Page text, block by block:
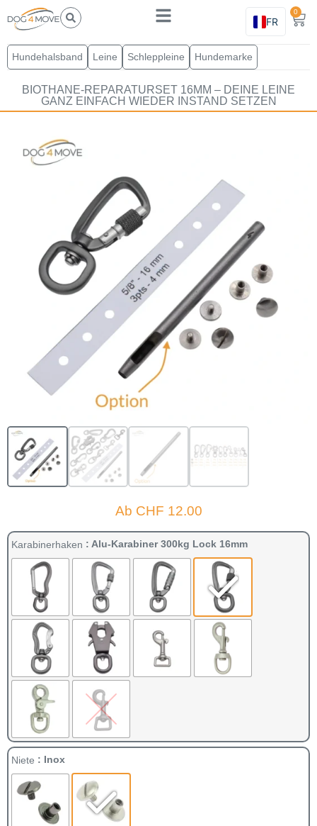
FR
0
Hundehalsband Leine Schleppleine Hundemarke
BIOTHANE-REPARATURSET 16MM – DEINE LEINE
GANZ EINFACH WIEDER INSTAND SETZEN
Ab CHF 12.00
Karabinerhaken : Alu-Karabiner 300kg Lock 16mm
Niete : Inox